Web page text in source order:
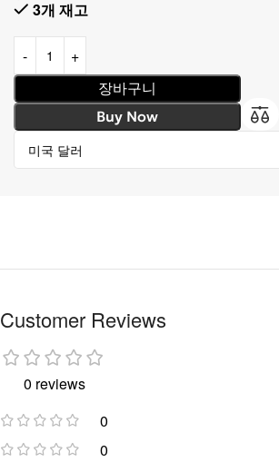
3개 재고
장바구니
Buy Now
Customer Reviews
0 reviews
0
0